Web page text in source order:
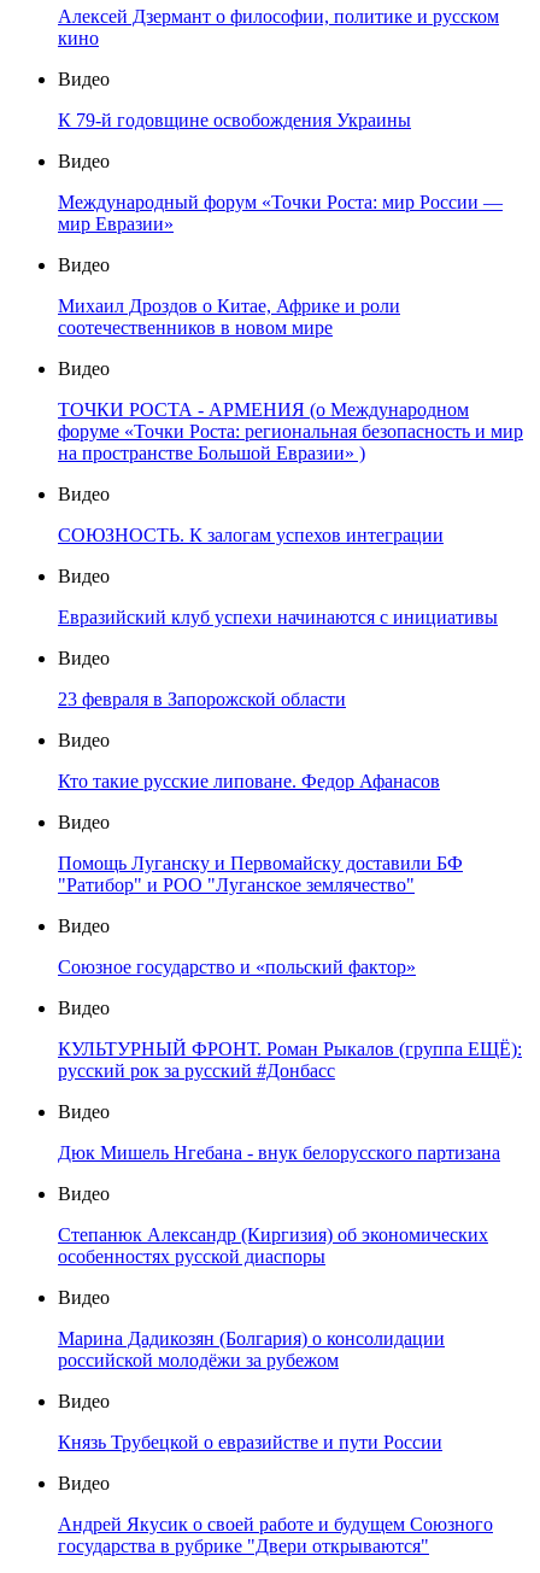
Алексей Дзермант о философии, политике и русском
кино
Видео
К 79-й годовщине освобождения Украины
Видео
Международный форум «Точки Роста: мир России —
мир Евразии»
Видео
Михаил Дроздов о Китае, Африке и роли
соотечественников в новом мире
Видео
ТОЧКИ РОСТА - АРМЕНИЯ (о Международном
форуме «Точки Роста: региональная безопасность и мир
на пространстве Большой Евразии» )
Видео
СОЮЗНОСТЬ. К залогам успехов интеграции
Видео
Евразийский клуб успехи начинаются с инициативы
Видео
23 февраля в Запорожской области
Видео
Кто такие русские липоване. Федор Афанасов
Видео
Помощь Луганску и Первомайску доставили БФ
"Ратибор" и РОО "Луганское землячество"
Видео
Союзное государство и «польский фактор»
Видео
КУЛЬТУРНЫЙ ФРОНТ. Роман Рыкалов (группа ЕЩЁ):
русский рок за русский #Донбасс
Видео
Дюк Мишель Нгебана - внук белорусского партизана
Видео
Степанюк Александр (Киргизия) об экономических
особенностях русской диаспоры
Видео
Марина Дадикозян (Болгария) о консолидации
российской молодёжи за рубежом
Видео
Князь Трубецкой о евразийстве и пути России
Видео
Андрей Якусик о своей работе и будущем Союзного
государства в рубрике "Двери открываются"